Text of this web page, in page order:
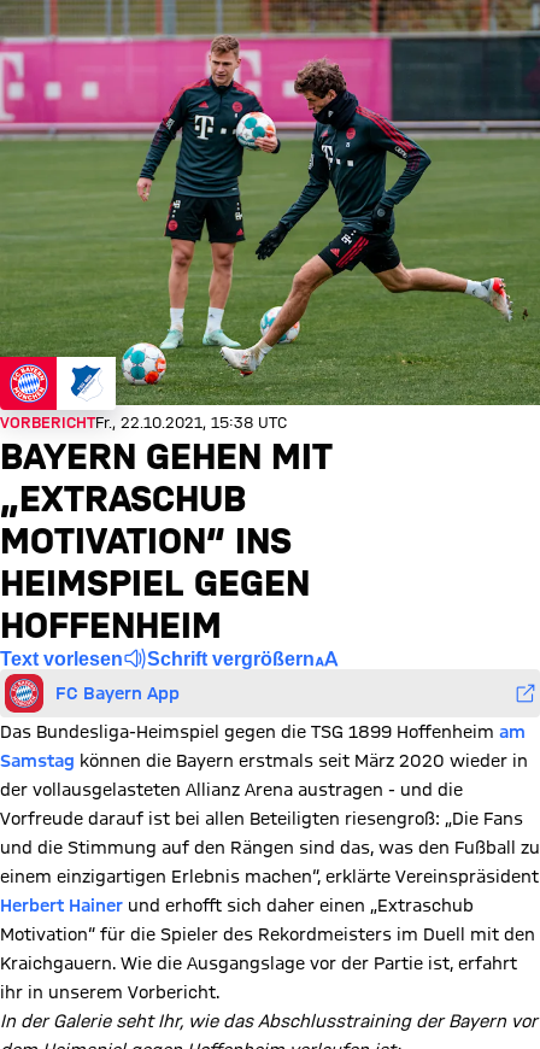
VORBERICHTFr., 22.10.2021, 15:38 UTC
BAYERN GEHEN MIT
„EXTRASCHUB
MOTIVATION“ INS
HEIMSPIEL GEGEN
HOFFENHEIM
Text vorlesen Schrift vergrößern
FC Bayern App
Das Bundesliga-Heimspiel gegen die TSG 1899 Hoffenheim am
Samstag können die Bayern erstmals seit März 2020 wieder in
der vollausgelasteten Allianz Arena austragen - und die
Vorfreude darauf ist bei allen Beteiligten riesengroß: „Die Fans
und die Stimmung auf den Rängen sind das, was den Fußball zu
einem einzigartigen Erlebnis machen“, erklärte Vereinspräsident
Herbert Hainer und erhofft sich daher einen „Extraschub
Motivation“ für die Spieler des Rekordmeisters im Duell mit den
Kraichgauern. Wie die Ausgangslage vor der Partie ist, erfahrt
ihr in unserem Vorbericht.
In der Galerie seht Ihr, wie das Abschlusstraining der Bayern vor